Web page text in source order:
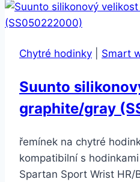
chrpově
–
Chytré hodinky Smart
Suunto
graphite/gray
řemínek na chytré
kompatibilní s
Spartan Sport Wrist HR/